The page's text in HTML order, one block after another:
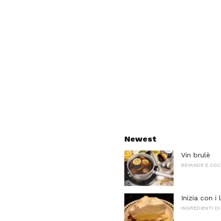
Newest
Vin brulè
BEVANDE E
Inizia con i
INGREDIENTI DI